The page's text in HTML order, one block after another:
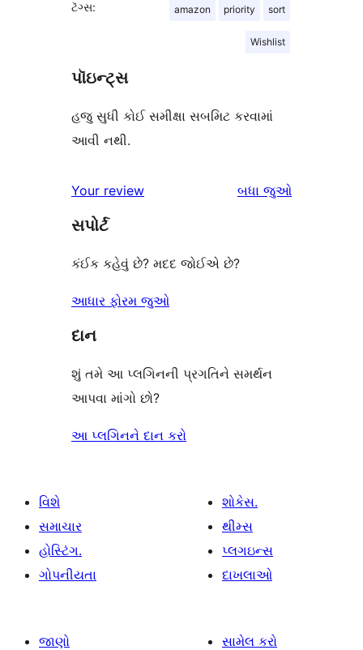
ટૅગ્સ: amazon priority sort
Wishlist
પૉઇન્ટ્સ
હજુ સુધી કોઈ સમીક્ષા સબમિટ કરવામાં
આવી નથી.
Your review બધા સમીક્ષાઓ
જુઓ
સપોર્ટ
કંઈક કહેવું છે? મદદ જોઈએ છે?
આધાર ફોરમ જુઓ
દાન
શું તમે આ પ્લગિનની પ્રગતિને સમર્થન
આપવા માંગો છો?
આ પ્લગિનને દાન કરો
વિશે
સમાચાર
હોસ્ટિંગ.
ગોપનીયતા
શોકેસ.
થીમ્સ
પ્લગઇન્સ
દાખલાઓ
જાણો
સામેલ કરો